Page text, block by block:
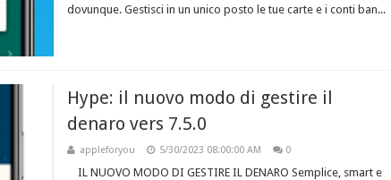
dovunque. Gestisci in un unico posto le tue carte e i conti ban...
Hype: il nuovo modo di gestire il
denaro vers 7.5.0
appleforyou 5/30/2023 08:00:00 AM 0
IL NUOVO MODO DI GESTIRE IL DENARO Semplice, smart e